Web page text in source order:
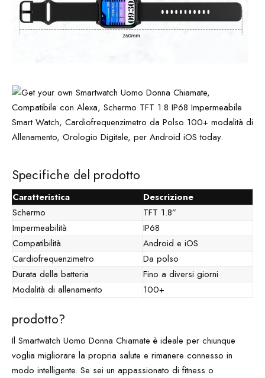
Specifiche del prodotto
Caratteristica
Descrizione
Schermo
TFT 1.8”
Impermeabilità
IP68
Compatibilità
Android e iOS
Cardiofrequenzimetro
Da polso
Durata della batteria
Fino a diversi giorni
Modalità di allenamento
100+
prodotto?
Il Smartwatch Uomo Donna Chiamate è ideale per chiunque
voglia migliorare la propria salute e rimanere connesso in
modo intelligente. Se sei un appassionato di fitness o